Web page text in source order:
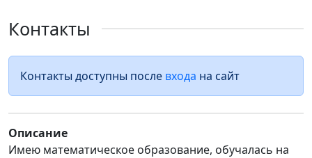
Контакты
Контакты доступны после входа на сайт
Описание
Имею математическое образование, обучалась на